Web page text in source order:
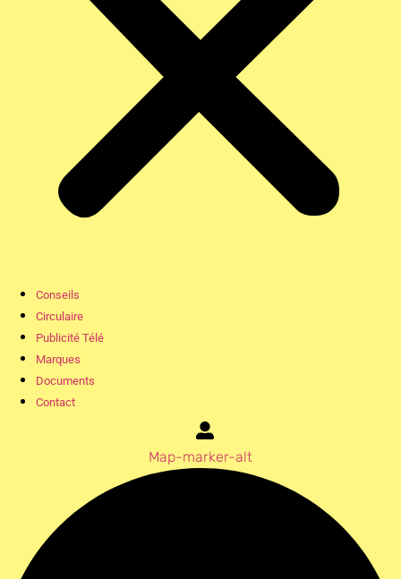
Conseils
Circulaire
Publicité Télé
Marques
Documents
Contact
Map-marker-alt